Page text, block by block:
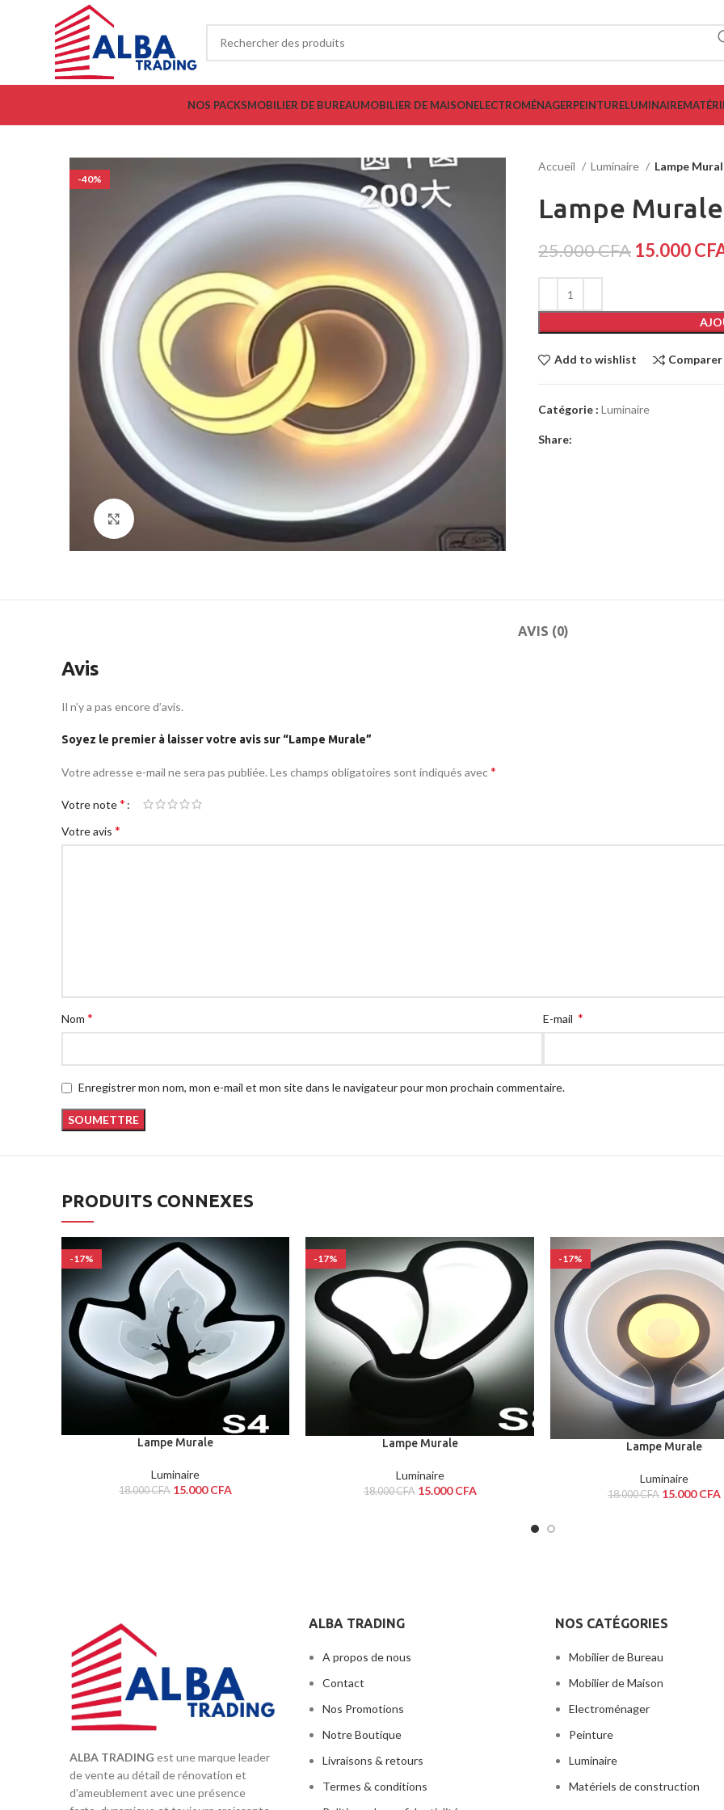
NOS PACKSMOBILIER DE BUREAUMOBILIER DE MAISONELECTROMÉNAGERPEINTURELUMINAIRE
-40%
Click to enlarge
Accueil Luminaire Lampe
Lampe Murale
25.000CFA 15.000
Add to wishlist Comparer
Catégorie : Luminaire
Share:
AVIS (0)
Avis
Il n’y a pas encore d’avis.
Soyez le premier à laisser votre avis sur “Lampe Murale”
Votre adresse e-mail ne sera pas publiée. Les champs obligatoires sont indiqués avec*
Votre note*
Votre avis *
Nom * E-mail *
Enregistrer mon nom, mon e-mail et mon site dans le navigateur pour mon prochain commentaire.
PRODUITS CONNEXES
-17%
Lampe Murale
Luminaire
18.000CFA 15.000CFA
-17%
Lampe Murale
Luminaire
18.000CFA 15.000CFA
-17%
Lampe Murale
Luminaire
18.000CFA 15.000CFA
ALBA TRADING est une marque leader
de vente au détail de rénovation et
d'ameublement avec une présence
ALBA TRADING
A propos de nous
Contact
Nos Promotions
Notre Boutique
Livraisons & retours
Termes & conditions
NOS CATÉGORIES
Mobilier de Bureau
Mobilier de Maison
Electroménager
Peinture
Luminaire
Matériels de construction